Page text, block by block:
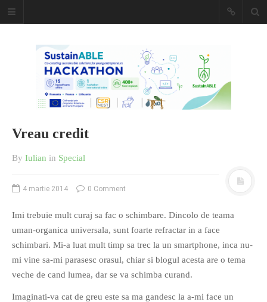
Caiet de
insemnari
DESCARCĂ!
Vreau credit
By Iulian in Special
4 martie 2014 0 Comment
Imi trebuie mult curaj sa fac o schimbare. Dincolo de teama
uman-organica universala, sunt foarte refractar in a face
schimbari. Mi-a luat mult timp sa trec la un smartphone, inca nu-
mi vine sa-mi parasesc orasul, chiar si blogul acesta are o tema
veche de cand lumea, dar se va schimba curand.
Imaginati-va cat de greu este sa ma gandesc la a-mi face un